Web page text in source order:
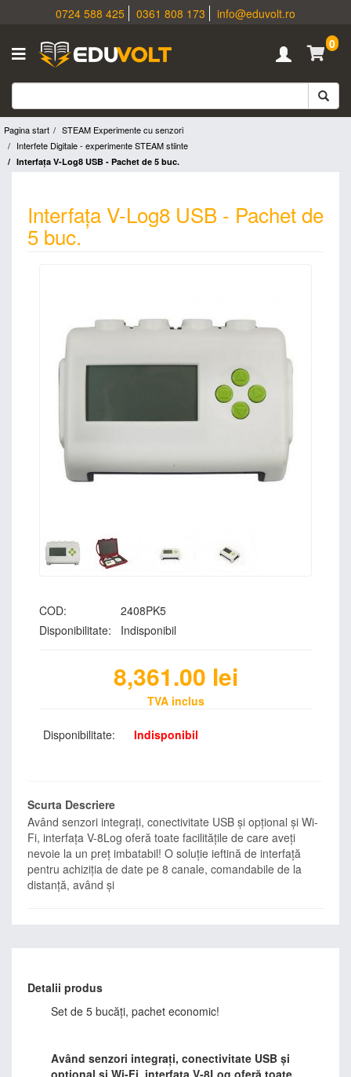
0724 588 425 0361 808 173
info@eduvolt.ro
0
Pagina start
STEAM Experimente cu senzori
Interfete Digitale - experimente STEAM stiinte
Interfața V-Log8 USB - Pachet de 5 buc.
Interfața V-Log8 USB - Pachet de
5 buc.
COD:
2408PK5
Disponibilitate:
Indisponibil
8,361.00 lei
TVA inclus
Disponibilitate: Indisponibil
Scurta Descriere
Având senzori integrați, conectivitate USB și opțional și Wi-
Fi, interfața V-8Log oferă toate facilitățile de care aveți
nevoie la un preț imbatabil! O soluție ieftină de interfață
pentru achiziția de date pe 8 canale, comandabile de la
distanță, având și
Detalii produs
Set de 5 bucăți, pachet economic!
Având senzori integrați, conectivitate USB și
opțional și Wi-Fi, interfața V-8Log oferă toate